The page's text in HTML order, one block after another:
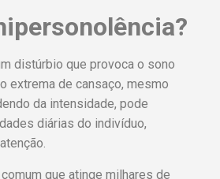
distúrbio que provoca o sono
extrema de cansaço, mesmo
da intensidade, pode
diárias do indivíduo,
que atinge milhares de